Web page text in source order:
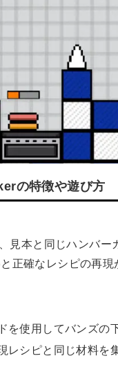
の特徴や遊び方
見本と同じハンバー
正確なレシピの再現
を使用してバンズの
レシピと同じ材料を